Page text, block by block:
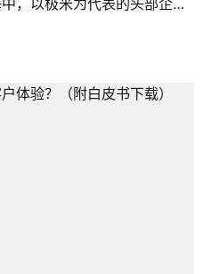
，以极米为代表的头部企业